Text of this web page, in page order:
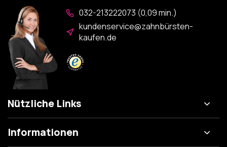
032-213222073 (0,09 min.)
kundenservice@zahnbürsten-
kaufen.de
Nützliche Links
Informationen